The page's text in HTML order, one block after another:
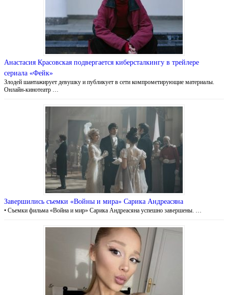
Анастасия Красовская подвергается киберсталкингу в трейлере
сериала «Фейк»
Злодей шантажирует девушку и публикует в сети компрометирующие материалы.
Онлайн-кинотеатр …
Завершились съемки «Войны и мира» Сарика Андреасяна
• Съемки фильма «Война и мир» Сарика Андреасяна успешно завершены. …